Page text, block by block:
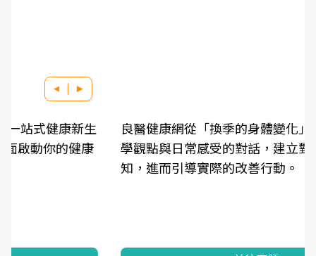
良醫健康網從「換季的身體變化」出發，透過醫
學觀點與日常感受的對話，建立對亞健康的認
知，進而引導實際的改善行動。